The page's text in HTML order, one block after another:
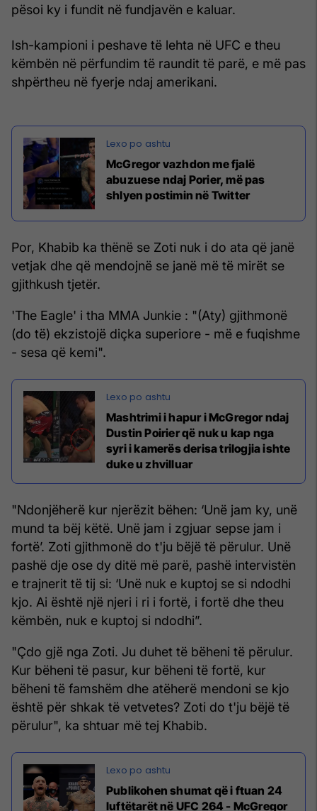
pësoi ky i fundit në fundjavën e kaluar.
Ish-kampioni i peshave të lehta në UFC e theu
këmbën në përfundim të raundit të parë, e më pas
shpërtheu në fyerje ndaj amerikani.
McGregor vazhdon me fjalë
abuzuese ndaj Porier, më pas
shlyen postimin në Twitter
Por, Khabib ka thënë se Zoti nuk i do ata që janë
vetjak dhe që mendojnë se janë më të mirët se
gjithkush tjetër.
'The Eagle' i tha MMA Junkie : "(Aty) gjithmonë
(do të) ekzistojë diçka superiore - më e fuqishme
- sesa që kemi".
Mashtrimi i hapur i McGregor ndaj
Dustin Poirier që nuk u kap nga
syri i kamerës derisa trilogjia ishte
duke u zhvilluar
"Ndonjëherë kur njerëzit bëhen: ‘Unë jam ky, unë
mund ta bëj këtë. Unë jam i zgjuar sepse jam i
fortë’. Zoti gjithmonë do t'ju bëjë të përulur. Unë
pashë dje ose dy ditë më parë, pashë intervistën
e trajnerit të tij si: ‘Unë nuk e kuptoj se si ndodhi
kjo. Ai është një njeri i ri i fortë, i fortë dhe theu
këmbën, nuk e kuptoj si ndodhi”.
"Çdo gjë nga Zoti. Ju duhet të bëheni të përulur.
Kur bëheni të pasur, kur bëheni të fortë, kur
bëheni të famshëm dhe atëherë mendoni se kjo
është për shkak të vetvetes? Zoti do t'ju bëjë të
përulur", ka shtuar më tej Khabib.
Publikohen shumat që i ftuan 24
luftëtarët në UFC 264 - McGregor